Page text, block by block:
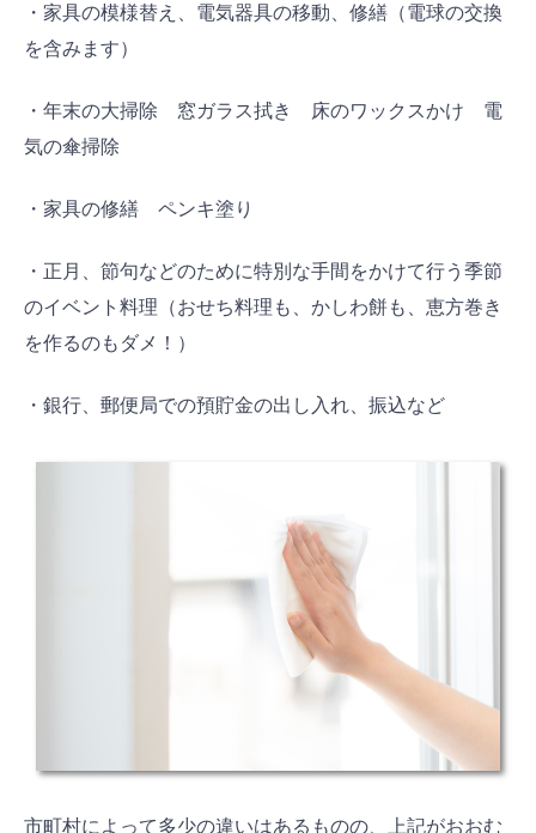
・家具の模様替え、電気器具の移動、修繕（電球の交換
を含みます）
・年末の大掃除 窓ガラス拭き 床のワックスかけ 電
気の傘掃除
・家具の修繕 ペンキ塗り
・正月、節句などのために特別な手間をかけて行う季節
のイベント料理（おせち料理も、かしわ餅も、恵方巻き
を作るのもダメ！）
・銀行、郵便局での預貯金の出し入れ、振込など
市町村によって多少の違いはあるものの、上記がおおむ